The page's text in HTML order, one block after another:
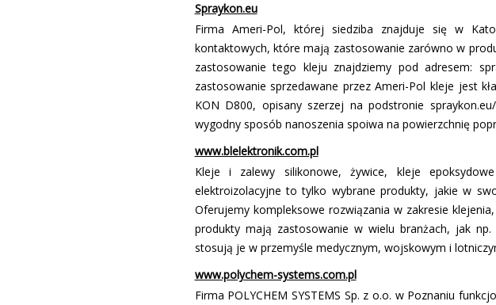
Spraykon.eu
Firma Ameri-Pol, której siedziba znajduje się w
kontaktowych, które mają zastosowanie zarówno w
zastosowanie tego kleju znajdziemy pod adresem:
zastosowanie sprzedawane przez Ameri-Pol kleje jest
KON D800, opisany szerzej na podstronie
wygodny sposób nanoszenia spoiwa na powierzchnię
www.blelektronik.com.pl
Kleje i zalewy silikonowe, żywice, kleje
elektroizolacyjne to tylko wybrane produkty, jakie w
Oferujemy kompleksowe rozwiązania w zakresie
produkty mają zastosowanie w wielu branżach, jak
stosują je w przemyśle medycznym, wojskowym i
www.polychem-systems.com.pl
Firma POLYCHEM SYSTEMS Sp. z o.o. w Poznaniu